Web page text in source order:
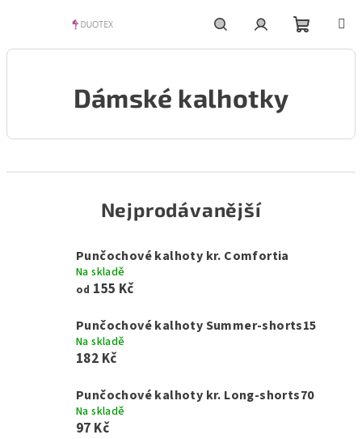
HledatPřihlášeníNákupní
Dámské kalhotky
Nejprodávanější
Punčochové kalhoty kr. Comfortia
Na skladě
od 155 Kč
Punčochové kalhoty Summer-shorts15
Na skladě
182 Kč
Punčochové kalhoty kr. Long-shorts70
Na skladě
97 Kč